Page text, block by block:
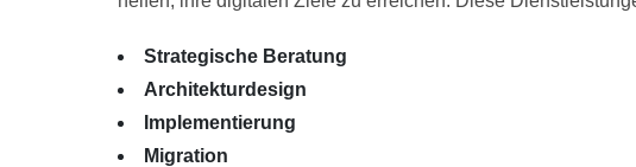
Strategische Beratung
Architekturdesign
Implementierung
Migration